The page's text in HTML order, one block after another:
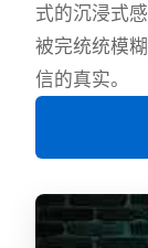
式的沉浸式
被完统统模
信的真实。